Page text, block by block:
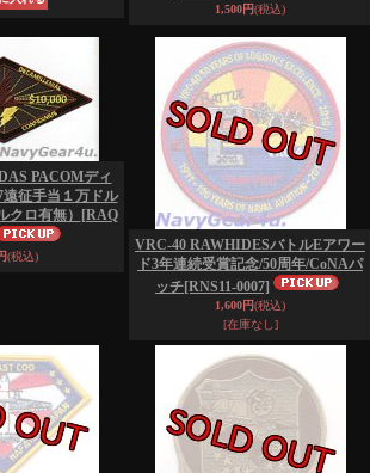
1,500円(税込)
PACOMディ
遠征手当１万ドル
クロ有無）
[RAQ
(税込)
VRC-40 RAWHIDESバトルEアワー
ド3年連続受賞記念/50周年/CoNAパ
ッチ[RNS11-0007]
1,600円(税込)
[在庫なし]